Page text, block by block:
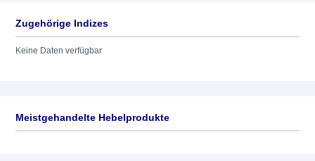
Zugehörige Indizes
Keine Daten verfügbar
Meistgehandelte Hebelprodukte